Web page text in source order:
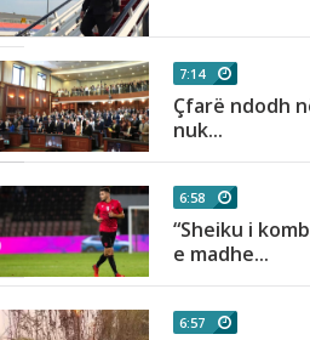
7:14
Çfarë ndodh
nuk...
6:58
“Sheiku i
e madhe...
6:57